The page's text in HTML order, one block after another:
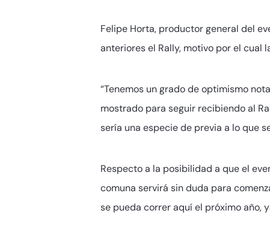
Felipe Horta, productor general del
anteriores el Rally, motivo por el cual
“Tenemos un grado de optimismo
mostrado para seguir recibiendo al
sería una especie de previa a lo que
Respecto a la posibilidad a que el
comuna servirá sin duda para
se pueda correr aquí el próximo año,